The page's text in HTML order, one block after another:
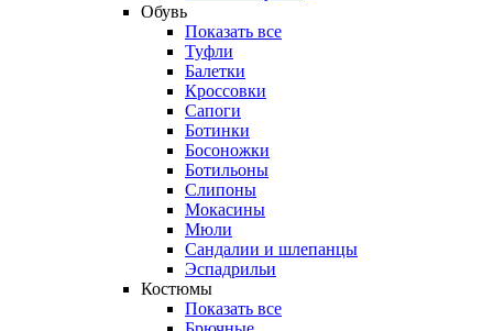
Обувь
Показать все
Туфли
Балетки
Кроссовки
Сапоги
Ботинки
Босоножки
Ботильоны
Слипоны
Мокасины
Мюли
Сандалии и шлепанцы
Эспадрильи
Костюмы
Показать все